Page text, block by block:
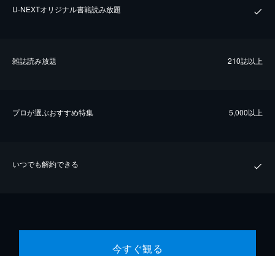
U-NEXTオリジナル書籍読み放題
雑誌読み放題 210誌以上
プロが選ぶおすすめ特集 5,000以上
いつでも解約できる
今すぐ観る